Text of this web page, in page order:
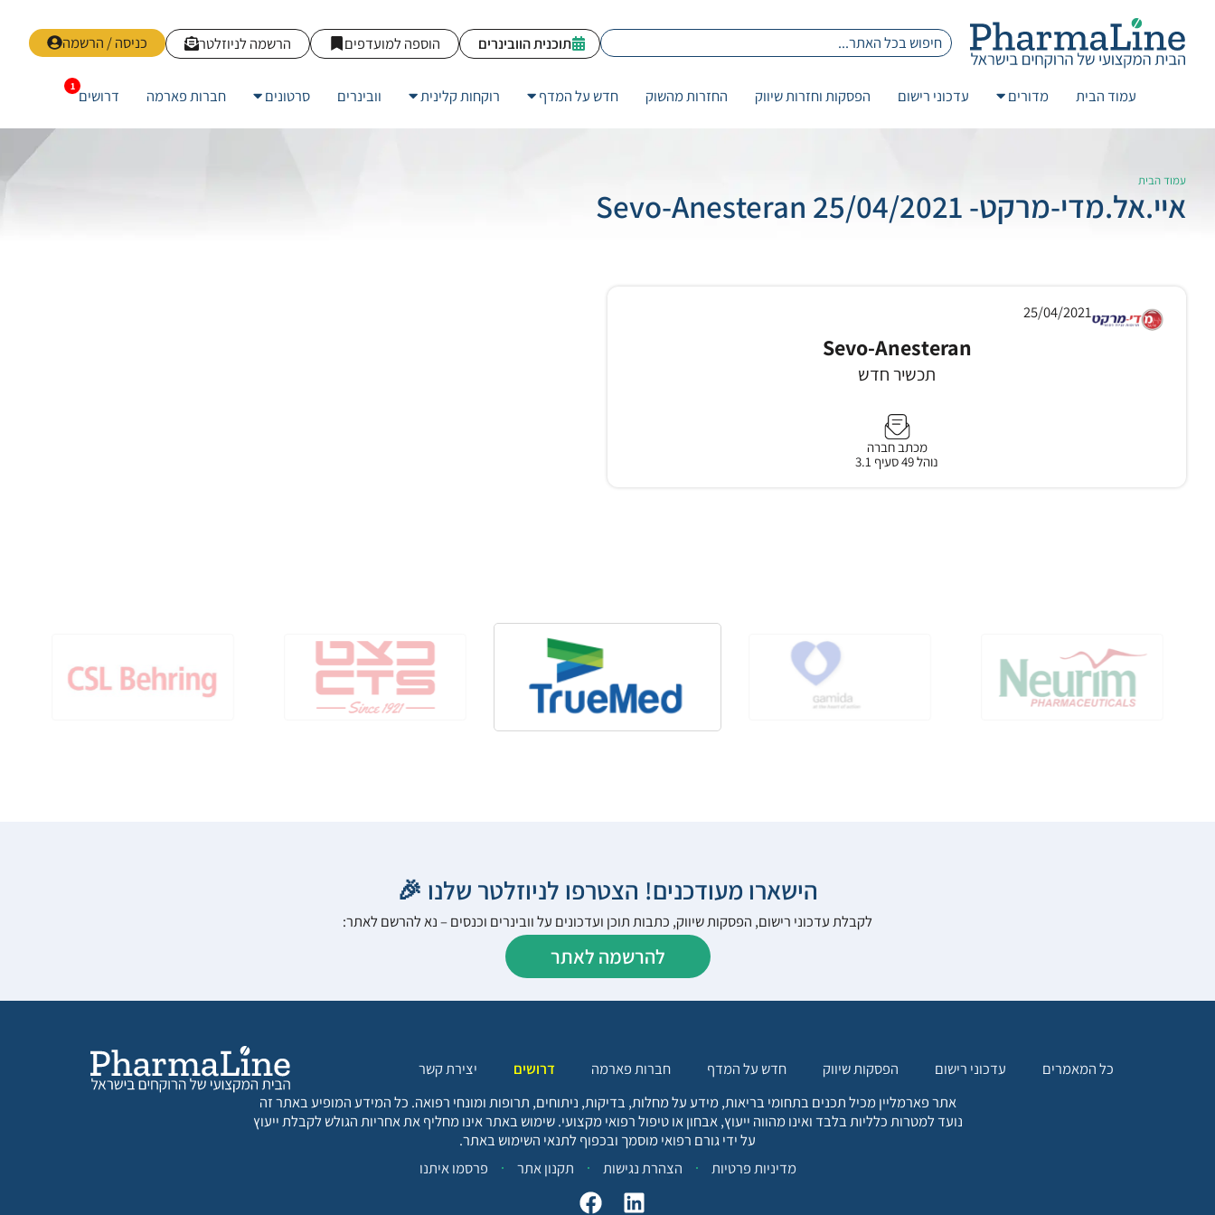
כניסה / הרשמה הרשמה לניוזלטר הוספה למועדפים תוכנית הוובינרים
עמוד הבית מדורים עדכוני רישום הפסקות וחזרות שיווק החזרות מהשוק חדש על המדף רוקחות קלינית וובינרים סרטונים חברות פארמה דרושים
עמוד הבית
איי.אל.מדי-מרקט- 25/04/2021 Sevo-Anesteran
25/04/2021
Sevo-Anesteran
תכשיר חדש
מכתב חברה
נוהל 49 סעיף 3.1
הישארו מעודכנים! הצטרפו לניוזלטר שלנו 🎉
לקבלת עדכוני רישום, הפסקות שיווק, כתבות תוכן ועדכונים על וובינרים וכנסים – נא להרשם לאתר:
להרשמה לאתר
כל המאמרים עדכוני רישום הפסקות שיווק חדש על המדף חברות פארמה דרושים
יצירת קשר
אתר פארמליין מכיל תכנים בתחומי בריאות, מידע על מחלות, בדיקות, ניתוחים, תרופות ומונחי רפואה. כל המידע המופיע באתר זה
נועד למטרות כלליות בלבד ואינו מהווה ייעוץ, אבחון או טיפול רפואי מקצועי. שימוש באתר אינו מחליף את אחריות הגולש לקבלת ייעוץ
על ידי גורם רפואי מוסמך ובכפוף לתנאי השימוש באתר.
מדיניות פרטיות
הצהרת נגישות תקנון אתר פרסמו איתנו